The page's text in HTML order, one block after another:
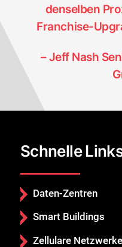
denselben
Franchise-
– Jeff Nash
Schnelle
Daten-Zentren
Smart Buildings
Zellulare Netzwerke